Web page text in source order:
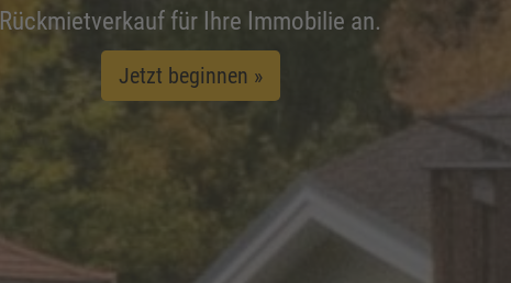
Rückmietverkauf für Ihre Immobilie an.
Jetzt beginnen »